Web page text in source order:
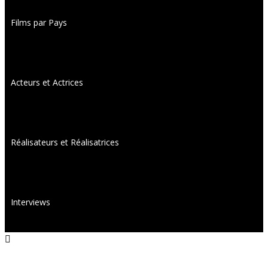
Films par Pays
Acteurs et Actrices
Réalisateurs et Réalisatrices
Interviews